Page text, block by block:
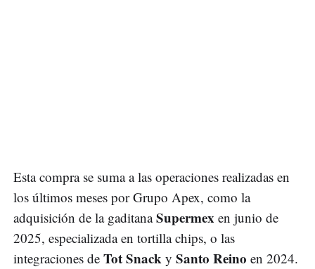
Esta compra se suma a las operaciones realizadas en
los últimos meses por Grupo Apex, como la
adquisición de la gaditanaSupermex en junio de
2025, especializada en tortilla chips, o las
integraciones de Tot Snack y Santo Reino en 2024.